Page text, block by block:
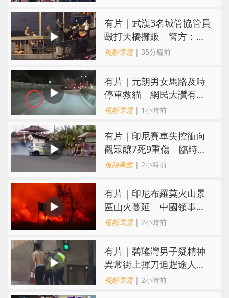
​有片｜武漢3名城管協管員
毆打天橋攤販 警方：涉
故意傷害已被刑拘
視頻專題| 35分鐘前
有片｜元朗男女馬路及時
停車救貓 網民大讚有型
有愛心
視頻專題| 1小時前
有片｜印尼賽車失控衝向
觀眾釀7死9重傷 臨時賽
道無防護隔離設施
視頻專題| 2小時前
有片｜印尼布羅莫火山景
區山火蔓延 中國領事館
提醒公民暫勿前往
視頻專題| 2小時前
有片｜碧瑤灣男子疑精神
異常街上揮刀追趕途人
一名保安倒地被刺傷
視頻專題| 2小時前